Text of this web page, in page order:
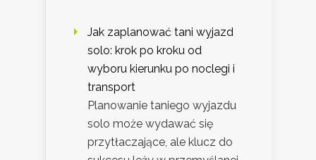
Jak zaplanować tani wyjazd
solo: krok po kroku od
wyboru kierunku po noclegi i
transport
Planowanie taniego wyjazdu
solo może wydawać się
przytłaczające, ale klucz do